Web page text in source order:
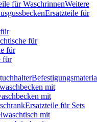
für WaschrinnenWeitere
Ersatzteile für
für
für
für
mit
mit
Ersatzteile für Sets
mit